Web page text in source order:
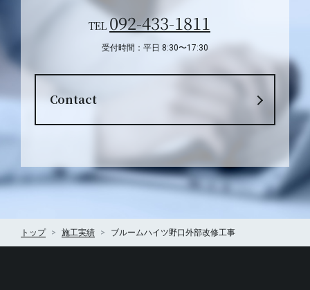
TEL 092-433-1811
受付時間：平日 8:30〜17:30
Contact
トップ 施工実績 ブルームハイツ野口外部改修工事